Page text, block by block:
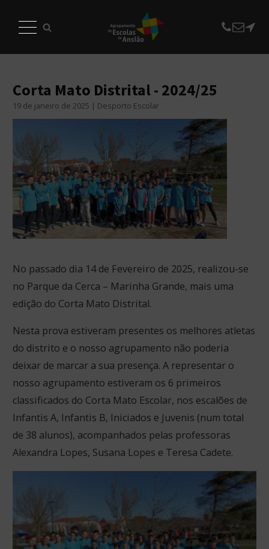
Corta Mato Distrital - 2024/25
19 de janeiro de 2025 | Desporto Escolar
No passado dia 14 de Fevereiro de 2025, realizou-se
no Parque da Cerca – Marinha Grande, mais uma
edição do Corta Mato Distrital.
Nesta prova estiveram presentes os melhores atletas
do distrito e o nosso agrupamento não poderia
deixar de marcar a sua presença. A representar o
nosso agrupamento estiveram os 6 primeiros
classificados do Corta Mato Escolar, nos escalões de
Infantis A, Infantis B, Iniciados e Juvenis (num total
de 38 alunos), acompanhados pelas professoras
Alexandra Lopes, Susana Lopes e Teresa Cadete.